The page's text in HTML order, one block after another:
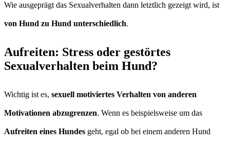
Wie ausgeprägt das Sexualverhalten dann letztlich gezeigt wird, ist
von Hund zu Hund unterschiedlich.
Aufreiten: Stress oder gestörtes
Sexualverhalten beim Hund?
Wichtig ist es, sexuell motiviertes Verhalten von anderen
Motivationen abzugrenzen. Wenn es beispielsweise um das
Aufreiten eines Hundes geht, egal ob bei einem anderen Hund